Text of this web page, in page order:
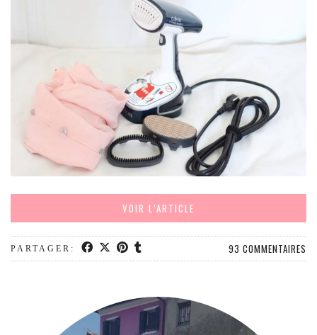
DIVERSES BOX
LIFESTYLE
ME CONTACTER
A PROPOS
PARUTIONS ET PARTENARIATS
VOIR L’ARTICLE
PARTAGER: 93 COMMENTAIRES